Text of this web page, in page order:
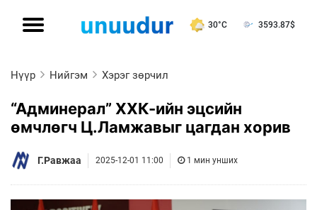
30°C 3593.87$
Нүүр Нийгэм Хэрэг зөрчил
“Админерал” ХХК-ийн эцсийн
өмчлөгч Ц.Ламжавыг цагдан хорив
Г.Равжаа 2025-12-01 11:00 1 мин унших